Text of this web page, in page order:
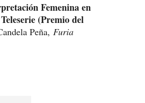
Femenina en
(Premio del
Peña, Furia